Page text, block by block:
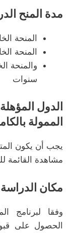
مدة المنح
المنحة
المنحة
سنوات
الدول
الممولة
يجب أن يكون
مشاهدة القائمة
مكان الدراسة
وفقا لبرنامج
الحصول على